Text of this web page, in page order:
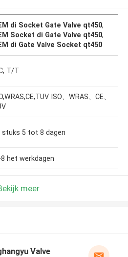
di Socket Gate Valve qt450,
Socket di Gate Valve qt450,
di Gate Valve Socket qt450
T/T
ISO、WRAS、CE、
stuks 5 tot 8 dagen
het werkdagen
meer
Valve